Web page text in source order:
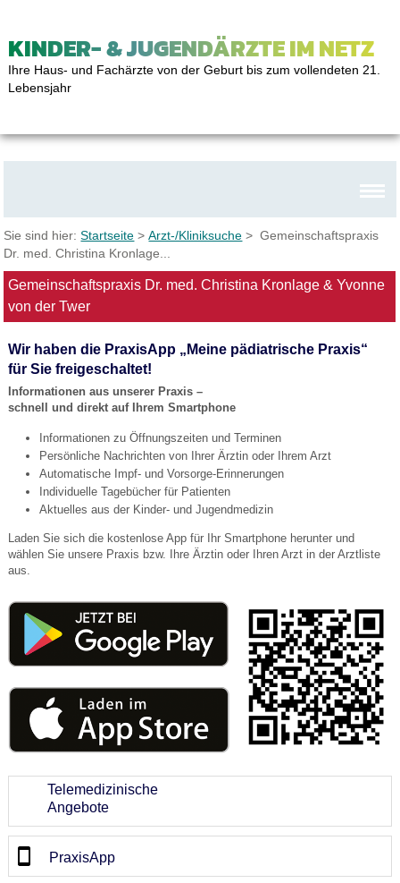
KINDER- & JUGENDÄRZTE IM NETZ
Ihre Haus- und Fachärzte von der Geburt bis zum vollendeten 21.
Lebensjahr
Sie sind hier:Startseite >Arzt-/Kliniksuche > Gemeinschaftspraxis
Dr. med. Christina Kronlage...
Gemeinschaftspraxis Dr. med. Christina Kronlage & Yvonne
von der Twer
Wir haben die PraxisApp „Meine pädiatrische Praxis“
für Sie freigeschaltet!
Informationen aus unserer Praxis –
schnell und direkt auf Ihrem Smartphone
Informationen zu Öffnungszeiten und Terminen
Persönliche Nachrichten von Ihrer Ärztin oder Ihrem Arzt
Automatische Impf- und Vorsorge-Erinnerungen
Individuelle Tagebücher für Patienten
Aktuelles aus der Kinder- und Jugendmedizin
Laden Sie sich die kostenlose App für Ihr Smartphone herunter und
wählen Sie unsere Praxis bzw. Ihre Ärztin oder Ihren Arzt in der Arztliste
aus.
Telemedizinische
Angebote
PraxisApp